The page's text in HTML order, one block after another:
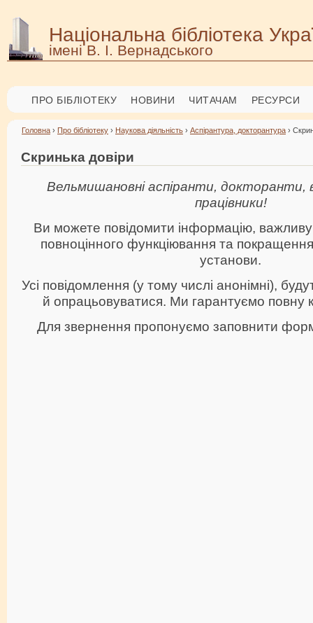
Національна бібліотека
імені В. І. Вернадського
ПРО БІБЛІОТЕКУ НОВИНИ ЧИТАЧАМ РЕСУРСИ
Головна › Про бібліотеку › Наукова діяльність › Аспірантура, докторантура ›
Скринька довіри
Вельмишановні аспіранти, докторанти,
працівники!
Ви можете повідомити інформацію,
повноцінного функціювання та покращення
установи.
Усі повідомлення (у тому числі анонімні),
й опрацьовуватися. Ми гарантуємо повну
Для звернення пропонуємо заповнити